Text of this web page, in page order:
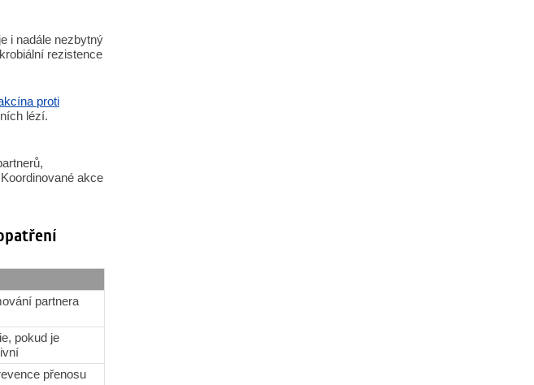
i nadále nezbytný
rezistence
proti
lézí.
akce
partnera
pokud je
přenosu